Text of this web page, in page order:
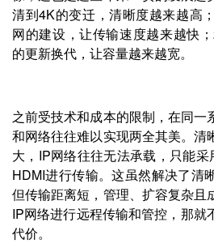
清到4K的变迁，清晰度越来越高
网的建设，让传输速度越来越快
的更新换代，让容量越来越宽。
之前受技术和成本的限制，在同一
和网络往往难以实现两全其美。清
大，IP网络往往无法承载，只能采
HDMI进行传输。这虽然解决了清
但传输距离短，管理、扩容复杂且
IP网络进行远程传输和管控，那就
代价。